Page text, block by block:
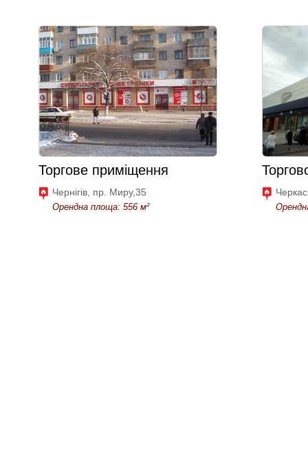
Торгове приміщення
Чернігів, пр. Миру,35
Орендна площа: 556 м²